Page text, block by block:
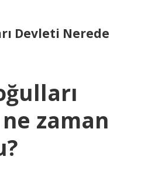
Devleti Nerede
zaman